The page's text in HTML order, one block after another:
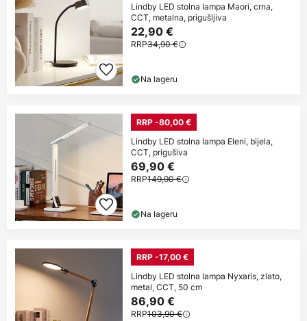
Lindby LED stolna lampa Maori, crna,
CCT, metalna, prigušljiva
22,90 €
RRP34,90 €
Na lageru
RRP -80,00 €
Lindby LED stolna lampa Eleni, bijela,
CCT, prigušiva
69,90 €
RRP149,90 €
Na lageru
RRP -17,00 €
Lindby LED stolna lampa Nyxaris, zlato,
metal, CCT, 50 cm
86,90 €
RRP103,90 €